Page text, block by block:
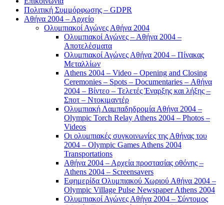
Πολιτική Συμμόρφωσης – GDPR
Αθήνα 2004 – Αρχείο
Ολυμπιακοί Αγώνες Αθήνα 2004
Ολυμπιακοί Αγώνες – Αθήνα 2004 –
Αποτελέσματα
Ολυμπιακοί Αγώνες Αθήνα 2004 – Πίνακας
Μεταλλίων
Athens 2004 – Video – Opening and Closing
Ceremonies – Spots – Documentaries – Αθήνα
2004 – Βίντεο – Τελετές Έναρξης και λήξης –
Σποτ – Ντοκιμαντέρ
Ολυμπιακή Λαμπαδηδρομία Αθήνα 2004 –
Olympic Torch Relay Athens 2004 – Photos –
Videos
Οι ολυμπιακές συγκοινωνίες της Αθήνας του
2004 – Olympic Games Athens 2004
Transportations
Αθήνα 2004 – Αρχεία προστασίας οθόνης –
Athens 2004 – Screensavers
Εφημερίδα Ολυμπιακού Χωριού Αθήνα 2004 –
Olympic Village Pulse Newspaper Athens 2004
Ολυμπιακοί Αγώνες Αθήνα 2004 – Σύντομος